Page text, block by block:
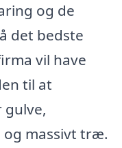
og de
det bedste
vil have
til at
massivt træ.